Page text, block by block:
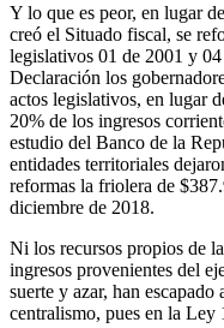
Y lo que es peor, en lugar
creó el Situado fiscal, se
legislativos 01 de 2001 y
Declaración los
actos legislativos, en lugar
20% de los ingresos
estudio del Banco de la
entidades territoriales
reformas la friolera de
diciembre de 2018.
Ni los recursos propios de
ingresos provenientes del
suerte y azar, han
centralismo, pues en la